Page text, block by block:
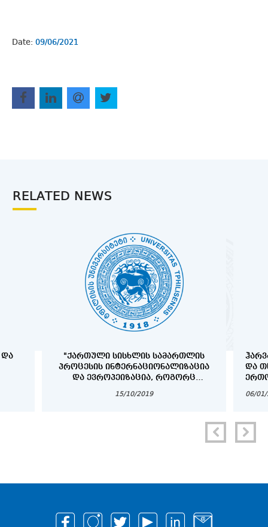
Date: 09/06/2021
RELATED NEWS
ᲓᲐ
"ᲥᲐᲠᲗᲣᲚᲘ ᲡᲘᲡᲮᲚᲘᲡ ᲡᲐᲛᲐᲠᲗᲚᲘᲡ
ᲞᲠᲝᲪᲔᲡᲘᲡ ᲘᲜᲢᲔᲠᲜᲐᲪᲘᲝᲜᲐᲚᲘᲖᲐᲪᲘᲐ
ᲓᲐ ᲔᲕᲠᲝᲞᲔᲘᲖᲐᲪᲘᲐ, ᲠᲝᲒᲝᲠᲪ
15/10/2019
ᲓᲐ
06/